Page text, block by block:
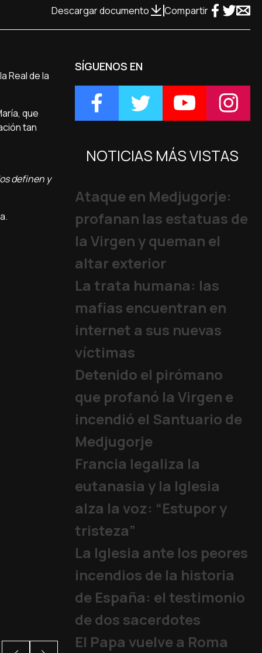
Descargar documento Compartir
Real de la
que
tan
definen y
SÍGUENOS EN
NOTICIAS MÁS VISTAS
Ataque en Medjugorje:
profanan las estatuas de
la Virgen y queman el
altar exterior
La trata humana: las
mafias encuentran en
internet a sus nuevas
víctimas
Detenido el pirómano
que profanó la Virgen e
incendió el Santuario de
Medjugorje
Francia legaliza la
eutanasia y la Iglesia
alza la voz: “Estupor y
tristeza”
La Iglesia ante los peores
incendios de la historia
de España: el testimonio
de dos sacerdotes
El Papa vuelve a Roma